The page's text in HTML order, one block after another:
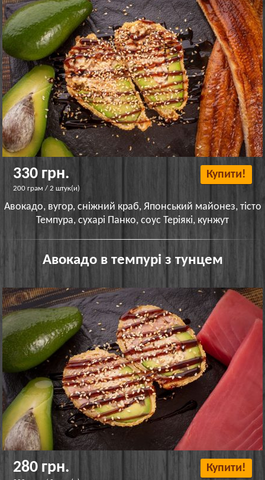
330 грн.
200 грам / 2 штук(и)
Купити!
Авокадо, вугор, сніжний краб, Японський майонез, тісто
Темпура, сухарі Панко, соус Теріякі, кунжут
Авокадо в темпурі з тунцем
280 грн. Купити!